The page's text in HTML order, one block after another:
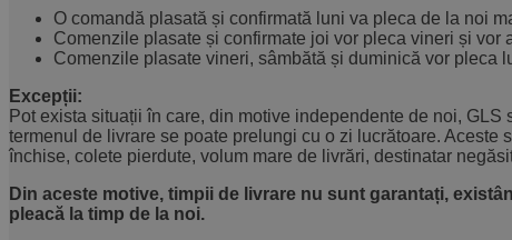
O comandă plasată și confirmată luni va pleca de la noi
Comenzile plasate și confirmate joi vor pleca vineri și vor
Comenzile plasate vineri, sâmbătă și duminică vor pleca
Excepții:
Pot exista situații în care, din motive independente de noi,
termenul de livrare se poate prelungi cu o zi lucrătoare.
închise, colete pierdute, volum mare de livrări, destinatar
Din aceste motive, timpii de livrare nu sunt garantați,
pleacă la timp de la noi.